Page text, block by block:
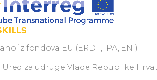
iz fondova EU (ERDF, IPA, ENI)
za udruge Vlade Republike